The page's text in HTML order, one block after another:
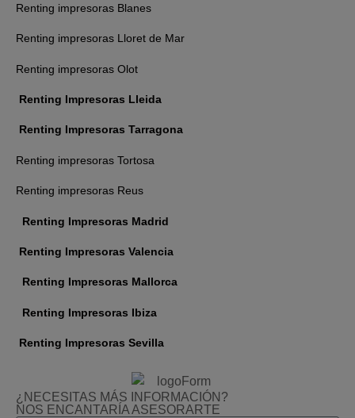
Renting impresoras Blanes
Renting impresoras Lloret de Mar
Renting impresoras Olot
Renting Impresoras Lleida
Renting Impresoras Tarragona
Renting impresoras Tortosa
Renting impresoras Reus
Renting Impresoras Madrid
Renting Impresoras Valencia
Renting Impresoras Mallorca
Renting Impresoras Ibiza
Renting Impresoras Sevilla
¿NECESITAS MÁS INFORMACIÓN?
NOS ENCANTARÍA ASESORARTE